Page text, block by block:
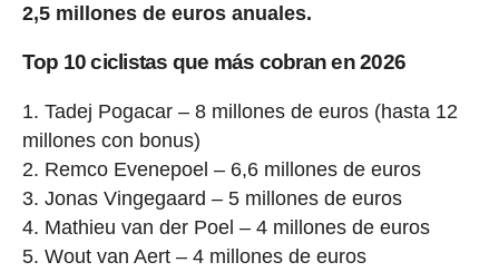
2,5 millones de euros anuales.
Top 10 ciclistas que más cobran en 2026
Tadej Pogacar – 8 millones de euros (hasta 12
millones con bonus)
Remco Evenepoel – 6,6 millones de euros
Jonas Vingegaard – 5 millones de euros
Mathieu van der Poel – 4 millones de euros
Wout van Aert – 4 millones de euros